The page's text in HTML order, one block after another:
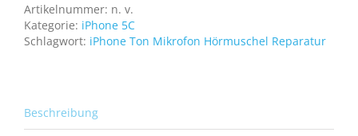
oder
ohne
Funktion
Artikelnummer: n. v.
Kategorie: iPhone 5C
Schlagwort: iPhone Ton Mikrofon Hörmuschel Reparatur
Beschreibung